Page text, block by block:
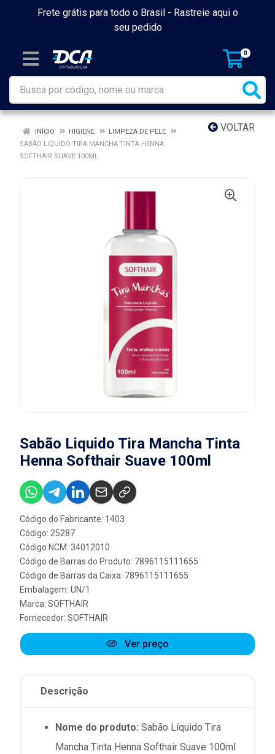
Frete grátis para todo o Brasil - Rastreie aqui o
seu pedido
0
VOLTAR
INÍCIO HIGIENE
LIMPEZA DE PELE
SABÃO LIQUIDO TIRA MANCHA TINTA HENNA
SOFTHAIR SUAVE 100ML
Sabão Liquido Tira Mancha Tinta
Henna Softhair Suave 100ml
Código do Fabricante: 1403
Código: 25287
Código NCM: 34012010
Código de Barras do Produto: 7896115111655
Código de Barras da Caixa: 7896115111655
Embalagem: UN/1
Marca: SOFTHAIR
Fornecedor: SOFTHAIR
Ver preço
Descrição
Nome do produto: Sabão Líquido Tira
Mancha Tinta Henna Softhair Suave 100ml